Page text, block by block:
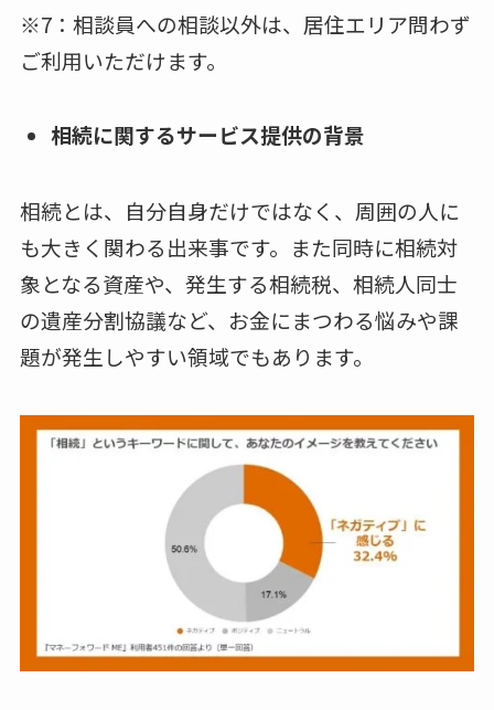
※7：相談員への相談以外は、居住エリア問わず
ご利用いただけます。
相続に関するサービス提供の背景
相続とは、自分自身だけではなく、周囲の人に
も大きく関わる出来事です。また同時に相続対
象となる資産や、発生する相続税、相続人同士
の遺産分割協議など、お金にまつわる悩みや課
題が発生しやすい領域でもあります。